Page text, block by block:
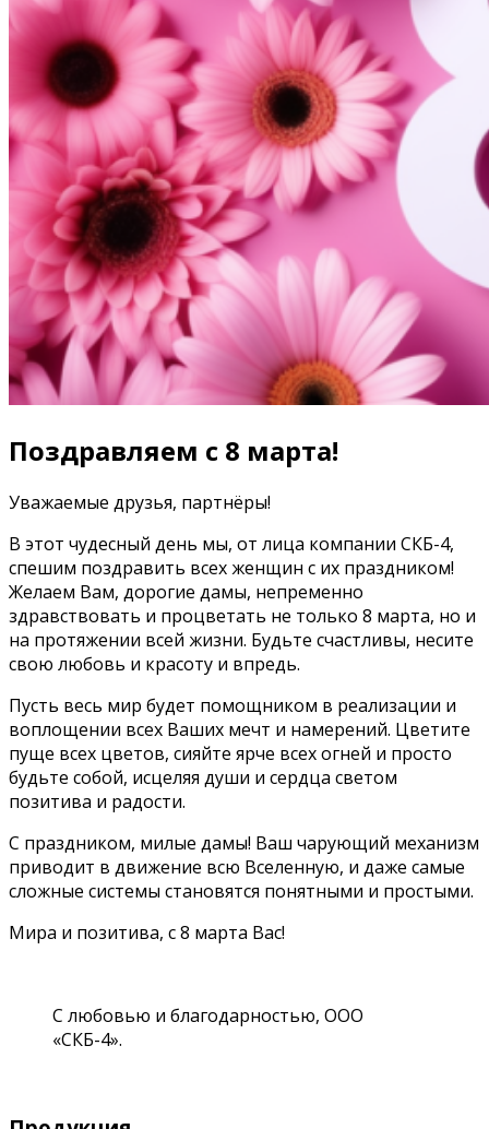
Поздравляем с 8 марта!
Уважаемые друзья, партнёры!
В этот чудесный день мы, от лица компании СКБ-4,
спешим поздравить всех женщин с их праздником!
Желаем Вам, дорогие дамы, непременно
здравствовать и процветать не только 8 марта, но и
на протяжении всей жизни. Будьте счастливы, несите
свою любовь и красоту и впредь.
Пусть весь мир будет помощником в реализации и
воплощении всех Ваших мечт и намерений. Цветите
пуще всех цветов, сияйте ярче всех огней и просто
будьте собой, исцеляя души и сердца светом
позитива и радости.
С праздником, милые дамы! Ваш чарующий механизм
приводит в движение всю Вселенную, и даже самые
сложные системы становятся понятными и простыми.
Мира и позитива, с 8 марта Вас!
С любовью и благодарностью, ООО
«СКБ-4».